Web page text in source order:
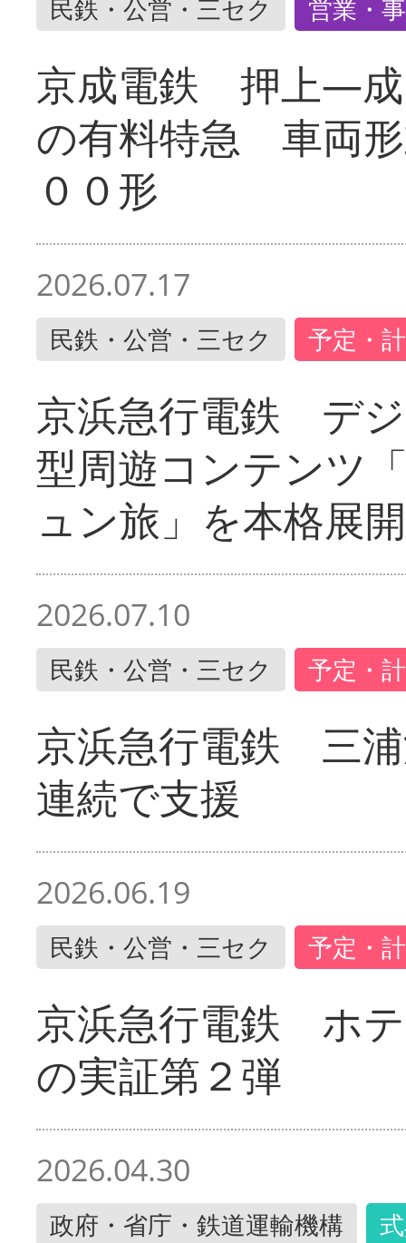
民鉄・公営・三セク 営業・
京成電鉄 押上―成
の有料特急 車両
００形
2026.07.17
民鉄・公営・三セク 予定・
京浜急行電鉄 デ
型周遊コンテンツ
ュン旅」を本格展開
2026.07.10
民鉄・公営・三セク 予定・
京浜急行電鉄 三
連続で支援
2026.06.19
民鉄・公営・三セク 予定・
京浜急行電鉄 ホ
の実証第２弾
2026.04.30
政府・省庁・鉄道運輸機構